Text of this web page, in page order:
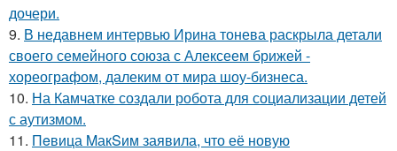
дочери.
9. В недавнем интервью Ирина тонева раскрыла детали
своего семейного союза с Алексеем брижей -
хореографом, далеким от мира шоу-бизнеса.
10. На Камчатке создали робота для социализации детей
с аутизмом.
11. Пeвица MакSим заявила, что её новую